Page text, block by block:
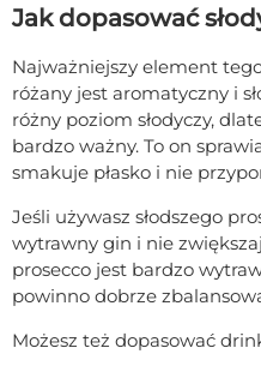
Jak dopasować
Najważniejszy element
różany jest aromatyczny i
różny poziom słodyczy,
bardzo ważny. To on
smakuje płasko i nie
Jeśli używasz słodszego
wytrawny gin i nie
prosecco jest bardzo
powinno dobrze
Możesz też dopasować